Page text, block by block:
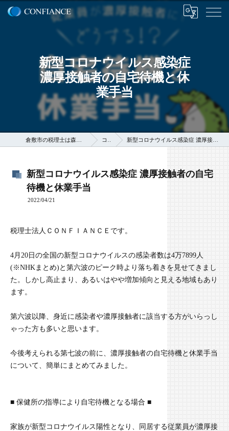
新型コロナウイルス感染症
濃厚接触者の自宅待機と休
業手当
コラム 新型コロナウイルス感染症 濃厚接触者の自宅待機と休業手当
新型コロナウイルス感染症 濃厚接触者の自宅
待機と休業手当
2022/04/21
税理士法人ＣＯＮＦＩＡＮＣＥです。
4月20日の全国の新型コロナウイルスの感染者数は4万7899人
(※NHKまとめ)と第六波のピーク時より落ち着きを見せてきまし
た。しかし高止まり、あるいはやや増加傾向と見える地域もあり
ます。
第六波以降、身近に感染者や濃厚接触者に該当する方がいらっし
ゃった方も多いと思います。
今後考えられる第七波の前に、濃厚接触者の自宅待機と休業手当
について、簡単にまとめてみました。
■ 保健所の指導により自宅待機となる場合 ■
家族が新型コロナウイルス陽性となり、同居する従業員が濃厚接